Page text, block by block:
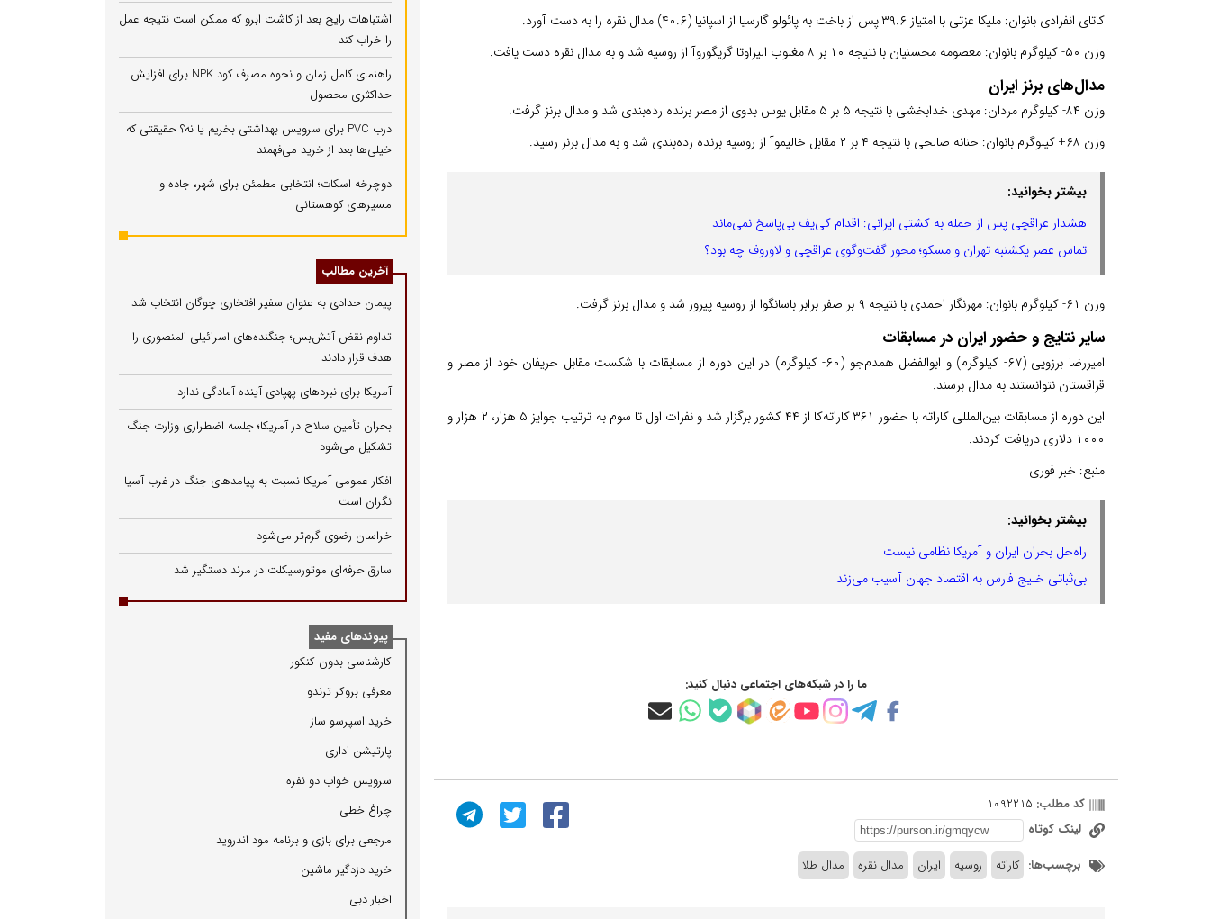
کاتای انفرادی بانوان: ملیکا عزتی با امتیاز ۳۹.۶ پس از باخت به پائولو گارسیا از اسپانیا (۴۰.۶) مدال نقره را به دست آورد.
وزن ۵۰- کیلوگرم بانوان: معصومه محسنیان با نتیجه ۱۰ بر ۸ مغلوب الیزاوتا گریگوروآ از روسیه شد و به مدال نقره دست یافت.
مدال‌های برنز ایران
وزن ۸۴- کیلوگرم مردان: مهدی خدابخشی با نتیجه ۵ بر ۵ مقابل یوس بدوی از مصر برنده رده‌بندی شد و مدال برنز گرفت.
وزن ۶۸+ کیلوگرم بانوان: حنانه صالحی با نتیجه ۴ بر ۲ مقابل خالیموآ از روسیه برنده رده‌بندی شد و به مدال برنز رسید.
بیشتر بخوانید:
هشدار عراقچی پس از حمله به کشتی ایرانی: اقدام کی‌یف بی‌پاسخ نمی‌ماند
تماس عصر یکشنبه تهران و مسکو؛ محور گفت‌وگوی عراقچی و لاوروف چه بود؟
وزن ۶۱- کیلوگرم بانوان: مهرنگار احمدی با نتیجه ۹ بر صفر برابر باسانگوا از روسیه پیروز شد و مدال برنز گرفت.
سایر نتایج و حضور ایران در مسابقات
امیررضا برزویی (۶۷- کیلوگرم) و ابوالفضل همدم‌جو (۶۰- کیلوگرم) در این دوره از مسابقات با شکست مقابل حریفان خود از مصر و
قزاقستان نتوانستند به مدال برسند.
این دوره از مسابقات بین‌المللی کاراته با حضور ۳۶۱ کاراته‌کا از ۴۴ کشور برگزار شد و نفرات اول تا سوم به ترتیب جوایز ۵ هزار، ۲ هزار و
۱۰۰۰ دلاری دریافت کردند.
منبع: خبر فوری
بیشتر بخوانید:
راه‌حل بحران ایران و آمریکا نظامی نیست
بی‌ثباتی خلیج فارس به اقتصاد جهان آسیب می‌زند
ما را در شبکه‌های اجتماعی دنبال کنید:
کد مطلب: 1092215
لینک کوتاه
برچسب‌ها: کاراته روسیه ایران مدال نقره مدال طلا
اشتباهات رایج بعد از کاشت ابرو که ممکن است نتیجه عمل
را خراب کند
راهنمای کامل زمان و نحوه مصرف کود NPK برای افزایش
حداکثری محصول
درب PVC برای سرویس بهداشتی بخریم یا نه؟ حقیقتی که
خیلی‌ها بعد از خرید می‌فهمند
دوچرخه اسکات؛ انتخابی مطمئن برای شهر، جاده و
مسیرهای کوهستانی
آخرین مطالب
پیمان حدادی به عنوان سفیر افتخاری چوگان انتخاب شد
تداوم نقض آتش‌بس؛ جنگنده‌های اسرائیلی المنصوری را
هدف قرار دادند
آمریکا برای نبردهای پهپادی آینده آمادگی ندارد
بحران تأمین سلاح در آمریکا؛ جلسه اضطراری وزارت جنگ
تشکیل می‌شود
افکار عمومی آمریکا نسبت به پیامدهای جنگ در غرب آسیا
نگران است
خراسان رضوی گرم‌تر می‌شود
سارق حرفه‌ای موتورسیکلت در مرند دستگیر شد
پیوندهای مفید
كارشناسی بدون كنكور
معرفی بروكر ترندو
خرید اسپرسو ساز
پارتیشن اداری
سرویس خواب دو نفره
چراغ خطی
مرجعی برای بازی و برنامه مود اندروید
خرید دزدگیر ماشین
اخبار دبی